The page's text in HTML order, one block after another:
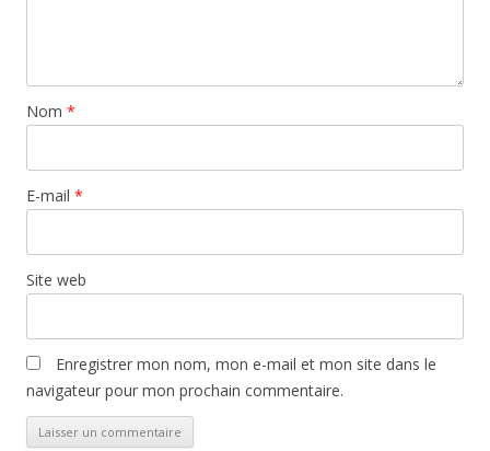
Nom *
E-mail *
Site web
Enregistrer mon nom, mon e-mail et mon site dans le
navigateur pour mon prochain commentaire.